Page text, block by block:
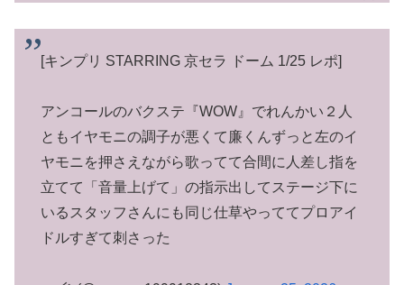
[キンプリ STARRING 京セラ ドーム 1/25 レポ]
アンコールのバクステ『WOW』でれんかい２人
ともイヤモニの調子が悪くて廉くんずっと左のイ
ヤモニを押さえながら歌ってて合間に人差し指を
立てて「音量上げて」の指示出してステージ下に
いるスタッフさんにも同じ仕草やっててプロアイ
ドルすぎて刺さった